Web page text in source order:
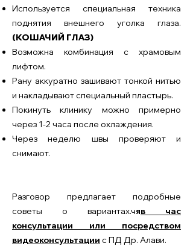
Используется специальная техника
поднятия внешнего уголка глаза.
(КОШАЧИЙ ГЛАЗ)
Возможна комбинация с храмовым
лифтом.
Рану аккуратно зашивают тонкой нитью
и накладывают специальный пластырь.
Покинуть клинику можно примерно
через 1-2 часа после охлаждения.
Через неделю швы проверяют и
снимают.
Разговор предлагает подробные
советы о вариантах.чяв час
консультации или посредством
видеоконсультации с ПД Др. Алави.